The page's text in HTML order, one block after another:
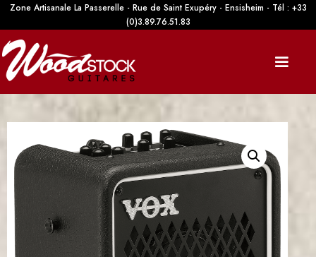
Zone Artisanale La Passerelle - Rue de Saint Exupéry - Ensisheim - Tél : +33
(0)3.89.76.51.83